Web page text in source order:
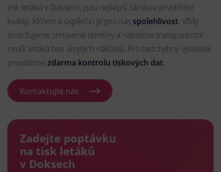
tisk letáků v Doksech, jsou nejlepší zárukou prvotřídní
kvality. Klíčem k úspěchu je pro nás spolehlivost. Vždy
dodržujeme smluvené termíny a nabízíme transparentní
ceník letáků bez skrytých nákladů. Pro bezchybný výsledek
provádíme zdarma kontrolu tiskových dat.
Kontaktujte nás
Zadejte poptávku
na tisk letáků
v Doksech